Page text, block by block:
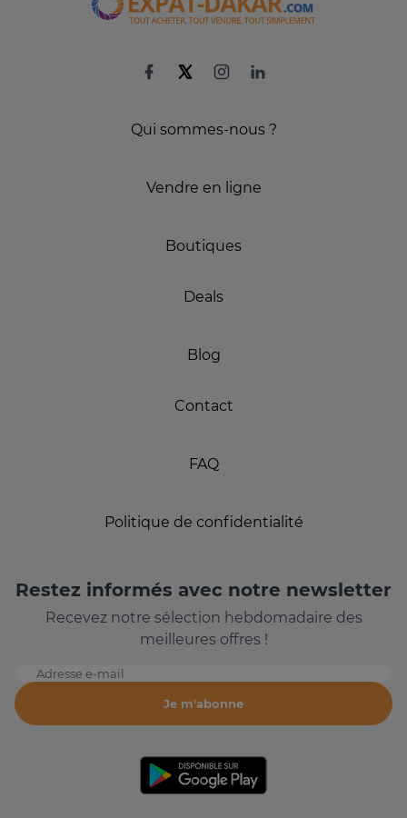
Qui sommes-nous ?
Vendre en ligne
Boutiques
Deals
Blog
Contact
FAQ
Politique de confidentialité
Restez informés avec notre newsletter
Recevez notre sélection hebdomadaire des
meilleures offres !
Adresse e-mail
Je m'abonne